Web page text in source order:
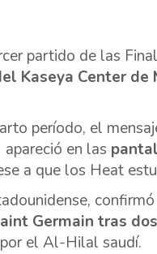
partido de las
Kaseya Center
período, el
en las
a que los Heat
Germain tras
el Al-Hilal saudí.